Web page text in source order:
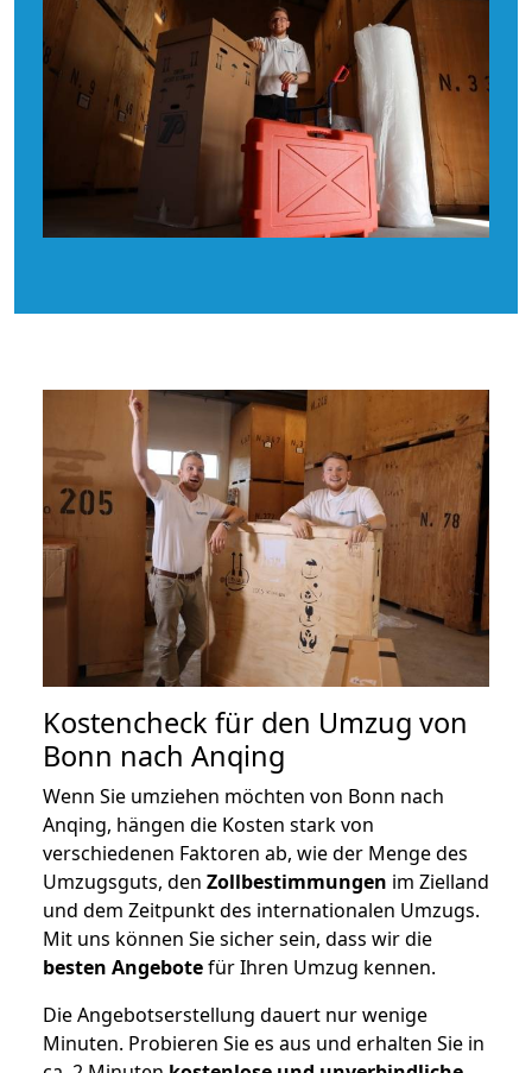
Kostencheck für den Umzug von
Bonn nach Anqing
Wenn Sie umziehen möchten von Bonn nach
Anqing, hängen die Kosten stark von
verschiedenen Faktoren ab, wie der Menge des
Umzugsguts, den Zollbestimmungen im Zielland
und dem Zeitpunkt des internationalen Umzugs.
Mit uns können Sie sicher sein, dass wir die
besten Angebotefür Ihren Umzug kennen.
Die Angebotserstellung dauert nur wenige
Minuten. Probieren Sie es aus und erhalten Sie in